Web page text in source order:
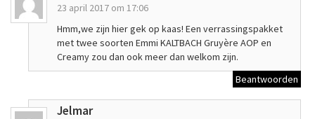
23 april 2017 om 17:06
Hmm,we zijn hier gek op kaas! Een verrassingspakket
met twee soorten Emmi KALTBACH Gruyère AOP en
Creamy zou dan ook meer dan welkom zijn.
Beantwoorden
Jelmar